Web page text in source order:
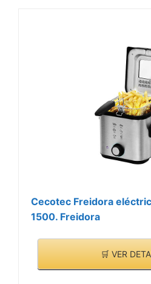
Cecotec Freidora
1500. Freidora
🛒 VER